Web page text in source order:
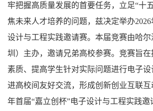
牢把握高质量发展的首要任务，立足“十
焦未来人才培养的问题，兹决定举办2026
设计与工程实践邀请赛。本届竞赛由哈
圳）主办，邀请兄弟高校参赛。竞赛旨
素质、提高学生针对实际问题进行电子
进高校间友好交流，形成创新创业互联互
年首届“嘉立创杯”电子设计与工程实践邀